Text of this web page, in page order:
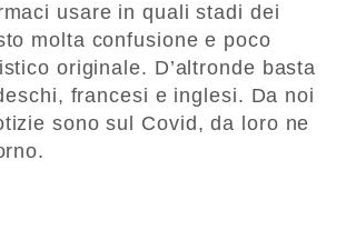
usare in quali stadi dei
molta confusione e poco
originale. D’altronde basta
francesi e inglesi. Da noi
sono sul Covid, da loro ne